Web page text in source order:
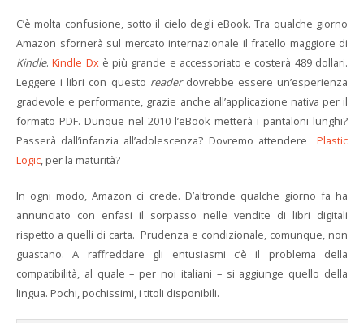
C’è molta confusione, sotto il cielo degli eBook. Tra qualche giorno
Amazon sfornerà sul mercato internazionale il fratello maggiore di
Kindle.Kindle Dx è più grande e accessoriato e costerà 489 dollari.
Leggere i libri con questo readerdovrebbe essere un’esperienza
gradevole e performante, grazie anche all’applicazione nativa per il
formato PDF. Dunque nel 2010 l’eBook metterà i pantaloni lunghi?
Passerà dall’infanzia all’adolescenza? Dovremo attendere Plastic
Logic, per la maturità?
In ogni modo, Amazon ci crede. D’altronde qualche giorno fa ha
annunciato con enfasi il sorpasso nelle vendite di libri digitali
rispetto a quelli di carta. Prudenza e condizionale, comunque, non
guastano. A raffreddare gli entusiasmi c’è il problema della
compatibilità, al quale – per noi italiani – si aggiunge quello della
lingua. Pochi, pochissimi, i titoli disponibili.